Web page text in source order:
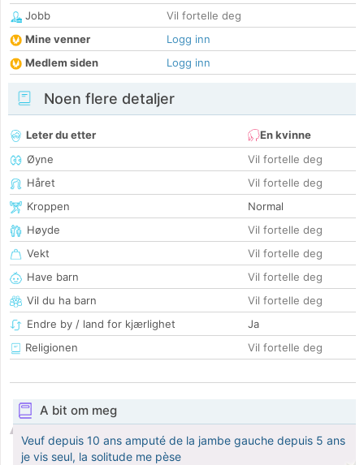
Jobb
Vil fortelle deg
Mine venner
Logg inn
Medlem siden
Logg inn
Noen flere detaljer
Leter du etter
En kvinne
Øyne
Vil fortelle deg
Håret
Vil fortelle deg
Kroppen
Normal
Høyde
Vil fortelle deg
Vekt
Vil fortelle deg
Have barn
Vil fortelle deg
Vil du ha barn
Vil fortelle deg
Endre by / land for kjærlighet
Ja
Religionen
Vil fortelle deg
A bit om meg
Veuf depuis 10 ans amputé de la jambe gauche depuis 5 ans
je vis seul, la solitude me pèse